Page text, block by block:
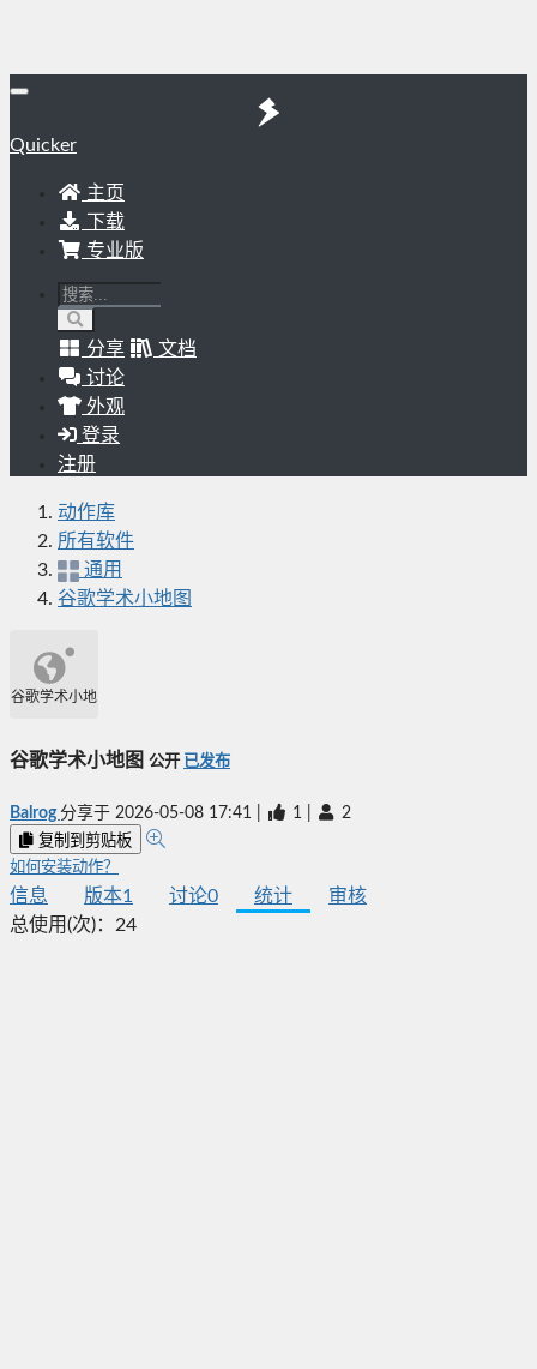
Quicker
主页
下载
专业版
分享
文档
讨论
外观
登录
注册
动作库
所有软件
通用
谷歌学术小地图
谷歌学术小地图
谷歌学术小地图 公开 已发布
Balrog分享于 2026-05-08 17:41 1 2
复制到剪贴板
如何安装动作？
信息 版本1 讨论0 统计
审核
总使用(次)： 24